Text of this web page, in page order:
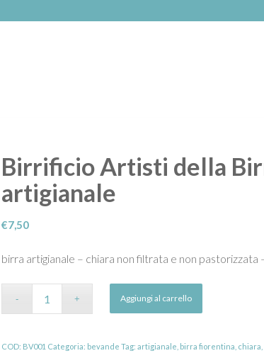
Birrificio Artisti della
artigianale
€7,50
birra artigianale – chiara non filtrata e non pastorizzata
Aggiungi al carrello
COD: BV001 Categoria: bevande Tag:artigianale birra fiorentina chiara